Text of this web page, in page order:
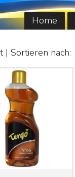
Home
| Sortieren nach: